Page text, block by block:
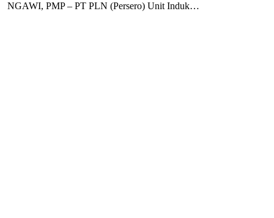
NGAWI, PMP – PT PLN (Persero) Unit Induk…